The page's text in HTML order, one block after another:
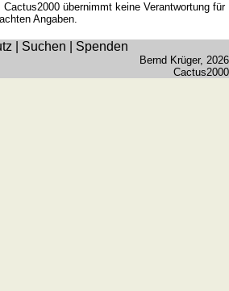
übernimmt keine Verantwortung für
Angaben.
Suchen Spenden
Bernd Krüger, 2026
Cactus2000